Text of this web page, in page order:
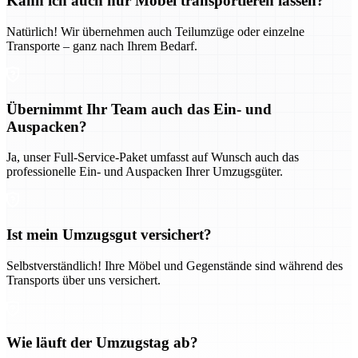
Natürlich! Wir übernehmen auch Teilumzüge oder einzelne
Transporte – ganz nach Ihrem Bedarf.
Übernimmt Ihr Team auch das Ein- und
Auspacken?
Ja, unser Full-Service-Paket umfasst auf Wunsch auch das
professionelle Ein- und Auspacken Ihrer Umzugsgüter.
Ist mein Umzugsgut versichert?
Selbstverständlich! Ihre Möbel und Gegenstände sind während des
Transports über uns versichert.
Wie läuft der Umzugstag ab?